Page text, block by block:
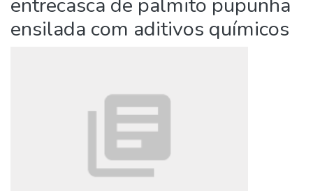
ensilada com aditivos químicos